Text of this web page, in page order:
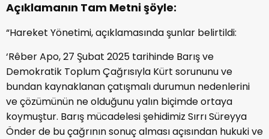
Açıklamanın Tam Metni şöyle:
“Hareket Yönetimi, açıklamasında şunlar belirtildi:
‘Rêber Apo, 27 Şubat 2025 tarihinde Barış ve
Demokratik Toplum Çağrısıyla Kürt sorununu ve
bundan kaynaklanan çatışmalı durumun nedenlerini
ve çözümünün ne olduğunu yalın biçimde ortaya
koymuştur. Barış mücadelesi şehidimiz Sırrı Süreyya
Önder de bu çağrının sonuç alması açısından hukuki ve